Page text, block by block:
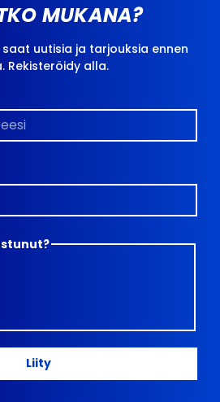
MUKANA?
uutisia ja tarjouksia ennen
Rekisteröidy alla.
Liity